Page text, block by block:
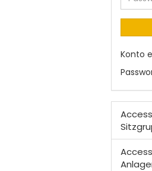
Konto